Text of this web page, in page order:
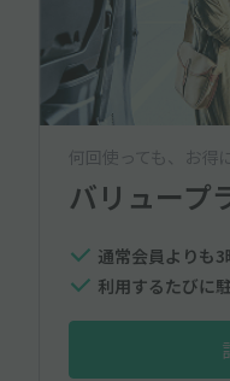
何回使っても、お得
バリュープ
通常会員よりも
利用するたびに